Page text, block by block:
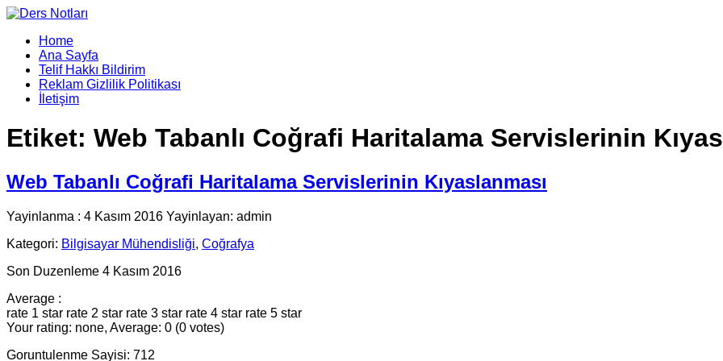
Home
Ana Sayfa
Telif Hakkı Bildirim
Reklam Gizlilik Politikası
İletişim
Etiket: Web Tabanlı Coğrafi Haritalama Servislerinin
Web Tabanlı Coğrafi Haritalama Servislerinin Kıyaslanması
Yayinlanma : 4 Kasım 2016 Yayinlayan: admin
Kategori: Bilgisayar Mühendisliği, Coğrafya
Son Duzenleme 4 Kasım 2016
Average :
rate 1 star rate 2 star rate 3 star rate 4 star rate 5 star
Your rating: none, Average: 0 (0 votes)
Goruntulenme Sayisi: 712